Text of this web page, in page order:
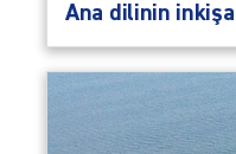
Ana dilinin